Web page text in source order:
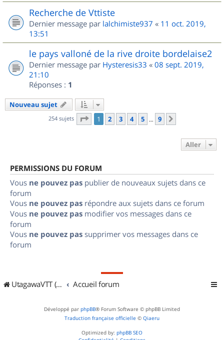
Recherche de Vttiste
Dernier message par lalchimiste937 « 11 oct. 2019,
13:51
le pays valloné de la rive droite bordelaise2
Dernier message par Hysteresis33 « 08 sept. 2019,
21:10
Réponses : 1
Nouveau sujet
254 sujets Page 1sur
1 2 3 4 5 … 9
Aller
PERMISSIONS DU FORUM
Vous ne pouvez pas publier de nouveaux sujets dans ce
forum
Vous ne pouvez pas répondre aux sujets dans ce forum
Vous ne pouvez pas modifier vos messages dans ce
forum
Vous ne pouvez pas supprimer vos messages dans ce
forum
UtagawaVTT (Randos VTT et VTTAE avec traces GPS) Accueil forum
Développé par phpBB® Forum Software © phpBB Limited
Traduction française officielle © Qiaeru
Optimized by: phpBB SEO